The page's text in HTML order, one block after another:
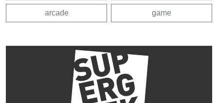
arcade game